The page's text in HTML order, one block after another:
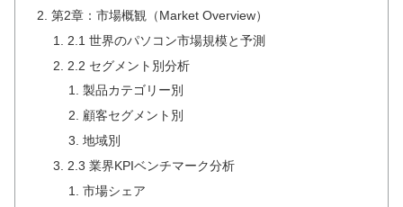
第2章：市場概観（Market Overview）
2.1 世界のパソコン市場規模と予測
2.2 セグメント別分析
製品カテゴリー別
顧客セグメント別
地域別
2.3 業界KPIベンチマーク分析
市場シェア